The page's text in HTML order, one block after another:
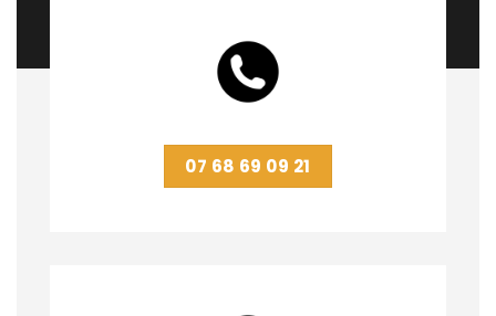
07 68 69 09 21